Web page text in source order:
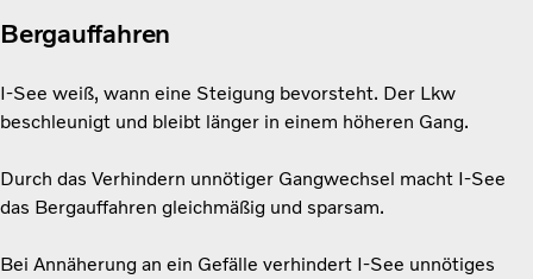
Bergauffahren
I-See weiß, wann eine Steigung bevorsteht. Der Lkw
beschleunigt und bleibt länger in einem höheren Gang.
Durch das Verhindern unnötiger Gangwechsel macht I-See
das Bergauffahren gleichmäßig und sparsam.
Bei Annäherung an ein Gefälle verhindert I-See unnötiges